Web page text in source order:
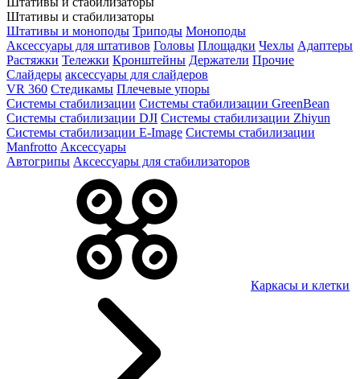
Штативы и стабилизаторы
Штативы и моноподы Триподы Моноподы
Аксессуары для штативов Головы Площадки Чехлы Адаптеры
Растяжки Тележки Кронштейны Держатели Прочие
Слайдеры аксессуары для слайдеров
VR 360 Стедикамы Плечевые упоры
Системы стабилизации Системы стабилизации GreenBean
Системы стабилизации DJI Системы стабилизации Zhiyun
Системы стабилизации E-Image Системы стабилизации
Manfrotto Аксессуары
Автогрипы Аксессуары для стабилизаторов
Каркасы и клетки